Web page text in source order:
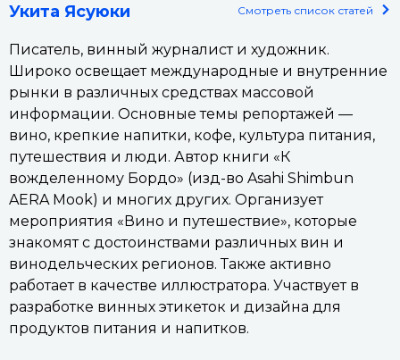
Укита Ясуюки Смотреть список статей
Писатель, винный журналист и художник.
Широко освещает международные и внутренние
рынки в различных средствах массовой
информации. Основные темы репортажей —
вино, крепкие напитки, кофе, культура питания,
путешествия и люди. Автор книги «К
вожделенному Бордо» (изд-во Asahi Shimbun
AERA Mook) и многих других. Организует
мероприятия «Вино и путешествие», которые
знакомят с достоинствами различных вин и
винодельческих регионов. Также активно
работает в качестве иллюстратора. Участвует в
разработке винных этикеток и дизайна для
продуктов питания и напитков.